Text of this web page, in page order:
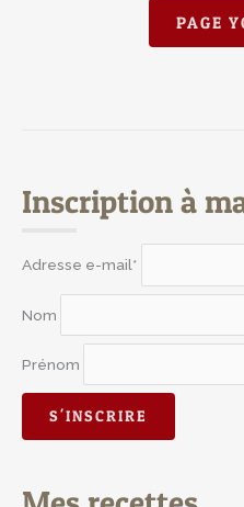
PAGE
Inscription à
Adresse e-mail*
Nom
Prénom